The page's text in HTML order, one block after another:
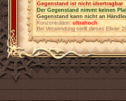
Gegenstand ist nicht übertragbar
Der Gegenstand nimmt keinen
Gegenstand kann nicht an
Konzentration:ultrahoch
Bei Verwendung stellt dieses Elixier